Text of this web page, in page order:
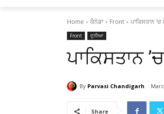
Home ਕੈਨੇਡਾ Front ਪਾਕਿਸਤਾਨ
Front ਦੁਨੀਆ
ਪਾਕਿਸਤਾਨ
By Parvasi Chandigarh
Share